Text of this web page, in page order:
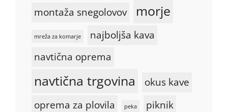
montaža snegolovov
morje
mreža za komarje
najboljša kava
navtična oprema
navtična trgovina
okus kave
oprema za plovila
peka
piknik